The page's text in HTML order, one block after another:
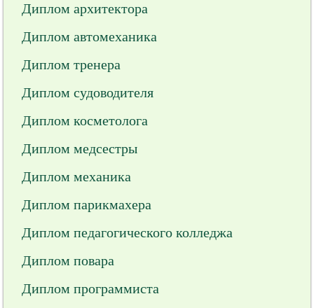
Диплом архитектора
Диплом автомеханика
Диплом тренера
Диплом судоводителя
Диплом косметолога
Диплом медсестры
Диплом механика
Диплом парикмахера
Диплом педагогического колледжа
Диплом повара
Диплом программиста